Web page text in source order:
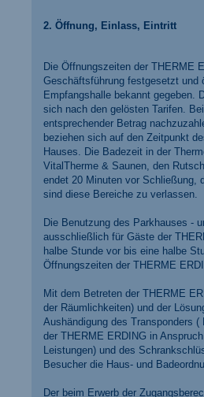
2. Öffnung, Einlass, Eintritt
Die Öffnungszeiten der THERME
Geschäftsführung festgesetzt und
Empfangshalle bekannt gegeben.
sich nach den gelösten Tarifen.
entsprechender Betrag
beziehen sich auf den Zeitpunkt
Hauses. Die Badezeit in der
VitalTherme & Saunen, den
endet 20 Minuten vor Schließung,
sind diese Bereiche zu verlassen.
Die Benutzung des Parkhauses -
ausschließlich für Gäste der
halbe Stunde vor bis eine halbe
Öffnungszeiten der THERME
Mit dem Betreten der THERME
der Räumlichkeiten) und der
Aushändigung des Transponders (
der THERME ERDING in
Leistungen) und des
Besucher die Haus- und
Der beim Erwerb der